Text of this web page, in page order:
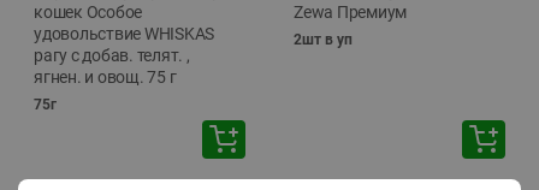
кошек Особое
удовольствие WHISKAS
рагу с добав. телят. ,
ягнен. и овощ. 75 г
75г
Zewa Премиум
2шт в уп